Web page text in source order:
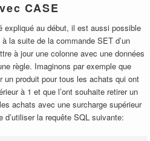
CASE
expliqué au début, il est aussi possible
la suite de la commande SET d’un
à jour une colonne avec une données
règle. Imaginons par exemple que
un produit pour tous les achats qui ont
à 1 et que l’ont souhaite retirer un
achats avec une surcharge supérieur
d’utiliser la requête SQL suivante: